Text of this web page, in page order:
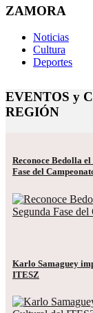
ZAMORA
Noticias
Cultura
Deportes
EVENTOS y
REGIÓN
Reconoce Bedolla
Fase del
Karlo Samaguey
ITESZ